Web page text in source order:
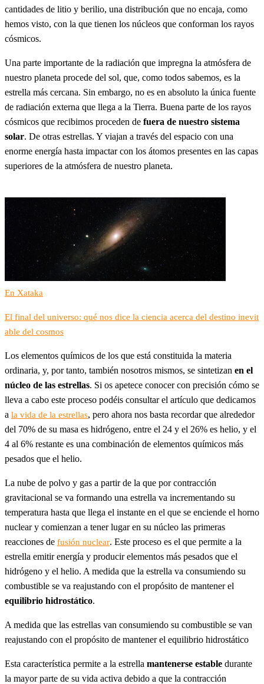
cantidades de litio y berilio, una distribución que no encaja, como
hemos visto, con la que tienen los núcleos que conforman los rayos
cósmicos.
Una parte importante de la radiación que impregna la atmósfera de
nuestro planeta procede del sol, que, como todos sabemos, es la
estrella más cercana. Sin embargo, no es en absoluto la única fuente
de radiación externa que llega a la Tierra. Buena parte de los rayos
cósmicos que recibimos proceden de fuera de nuestro sistema
solar. De otras estrellas. Y viajan a través del espacio con una
enorme energía hasta impactar con los átomos presentes en las capas
superiores de la atmósfera de nuestro planeta.
En Xataka
El final del universo: qué nos dice la ciencia acerca del destino inevit
able del cosmos
Los elementos químicos de los que está constituida la materia
ordinaria, y, por tanto, también nosotros mismos, se sintetizan en el
núcleo de las estrellas. Si os apetece conocer con precisión cómo se
lleva a cabo este proceso podéis consultar el artículo que dedicamos
a la vida de la estrellas, pero ahora nos basta recordar que alrededor
del 70% de su masa es hidrógeno, entre el 24 y el 26% es helio, y el
4 al 6% restante es una combinación de elementos químicos más
pesados que el helio.
La nube de polvo y gas a partir de la que por contracción
gravitacional se va formando una estrella va incrementando su
temperatura hasta que llega el instante en el que se enciende el horno
nuclear y comienzan a tener lugar en su núcleo las primeras
reacciones de fusión nuclear. Este proceso es el que permite a la
estrella emitir energía y producir elementos más pesados que el
hidrógeno y el helio. A medida que la estrella va consumiendo su
combustible se va reajustando con el propósito de mantener el
equilibrio hidrostático.
A medida que las estrellas van consumiendo su combustible se van
reajustando con el propósito de mantener el equilibrio hidrostático
Esta característica permite a la estrella mantenerse estable durante
la mayor parte de su vida activa debido a que la contracción